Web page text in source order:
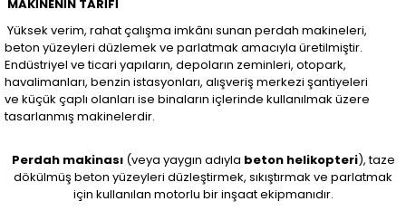
MAKİNENİN TARİFİ
Yüksek verim, rahat çalışma imkânı sunan perdah makineleri,
beton yüzeyleri düzlemek ve parlatmak amacıyla üretilmiştir.
Endüstriyel ve ticari yapıların, depoların zeminleri, otopark,
havalimanları, benzin istasyonları, alışveriş merkezi şantiyeleri
ve küçük çaplı olanları ise binaların içlerinde kullanılmak üzere
tasarlanmış makinelerdir.
Perdah makinası(veya yaygın adıyla beton helikopteri), taze
dökülmüş beton yüzeyleri düzleştirmek, sıkıştırmak ve parlatmak
için kullanılan motorlu bir inşaat ekipmanıdır.